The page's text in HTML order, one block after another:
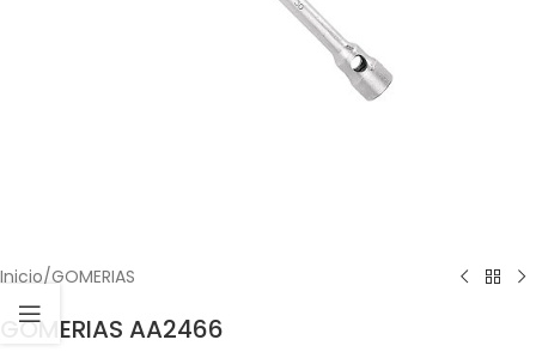
Inicio/GOMERIAS
GOMERIAS AA2466